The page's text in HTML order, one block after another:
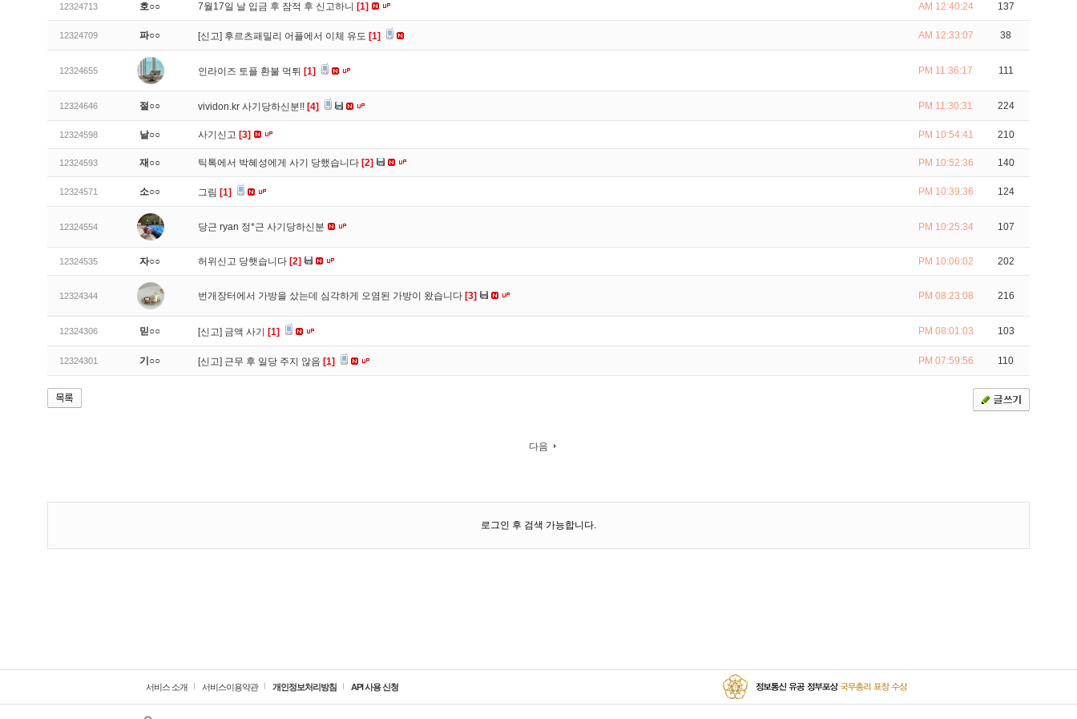
12324713 호○○ 7월17일 날 입금 후 잠적 후 신고하니 [1] AM 12:40:24 137
12324709 파○○ [신고] 후르츠패밀리 어플에서 이체 유도 [1] AM 12:33:07 38
12324655 인라이즈 토플 환불 먹튀 [1] PM 11:36:17 111
12324646 절○○ vividon.kr 사기당하신분!! [4] PM 11:30:31 224
12324598 날○○ 사기신고 [3] PM 10:54:41 210
12324593 재○○ 틱톡에서 박혜성에게 사기 당했습니다 [2] PM 10:52:36 140
12324571 소○○ 그림 [1] PM 10:39:36 124
12324554 당근 ryan 정*근 사기당하신분 PM 10:25:34 107
12324535 자○○ 허위신고 당햇습니다 [2] PM 10:06:02 202
12324344 번개장터에서 가방을 샀는데 심각하게 오염된 가방이 왔습니다 [3] PM 08:23:08 216
12324306 믿○○ [신고] 금액 사기 [1] PM 08:01:03 103
12324301 기○○ [신고] 근무 후 일당 주지 않음 [1] PM 07:59:56 110
다음
로그인 후 검색 가능합니다.
서비스 소개 서비스이용약관 개인정보처리방침 API 사용 신청